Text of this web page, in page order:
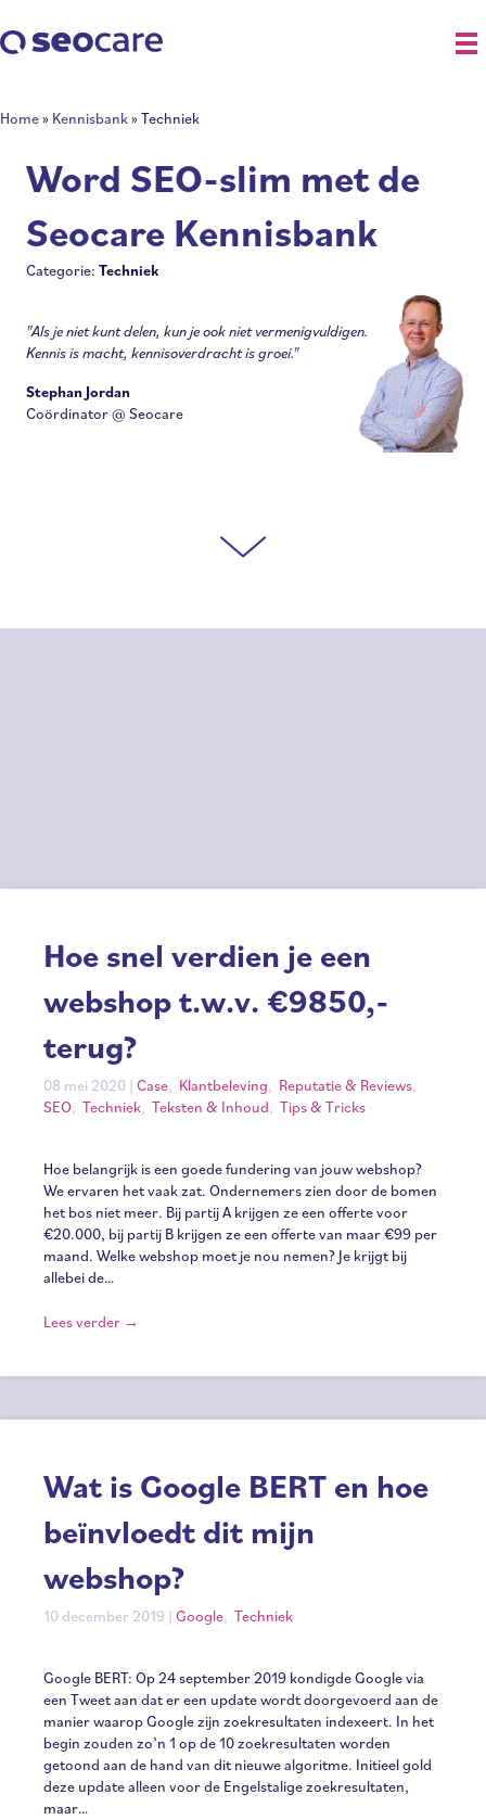
Home» Kennisbank»Techniek
Word SEO-slim met de
Seocare Kennisbank
Categorie: Techniek
"Als je niet kunt delen, kun je ook niet vermenigvuldigen.
Kennis is macht, kennisoverdracht is groei."
Stephan Jordan
Coördinator @ Seocare
Hoe snel verdien je een
webshop t.w.v. €9850,-
terug?
08 mei 2020 | Case, Klantbeleving, Reputatie & Reviews,
SEO, Techniek, Teksten & Inhoud, Tips & Tricks
Hoe belangrijk is een goede fundering van jouw webshop?
We ervaren het vaak zat. Ondernemers zien door de bomen
het bos niet meer. Bij partij A krijgen ze een offerte voor
€20.000, bij partij B krijgen ze een offerte van maar €99 per
maand. Welke webshop moet je nou nemen? Je krijgt bij
allebei de…
Lees verder →
Wat is Google BERT en hoe
beïnvloedt dit mijn
webshop?
10 december 2019 | Google, Techniek
Google BERT: Op 24 september 2019 kondigde Google via
een Tweet aan dat er een update wordt doorgevoerd aan de
manier waarop Google zijn zoekresultaten indexeert. In het
begin zouden zo’n 1 op de 10 zoekresultaten worden
getoond aan de hand van dit nieuwe algoritme. Initieel gold
deze update alleen voor de Engelstalige zoekresultaten,
maar…